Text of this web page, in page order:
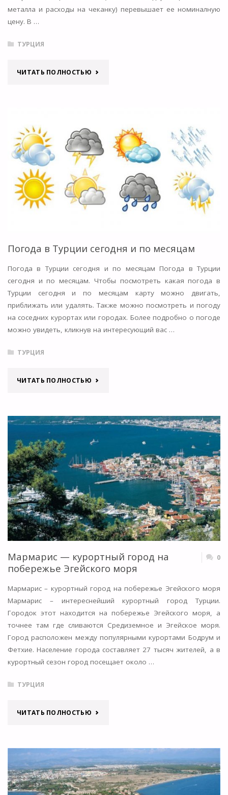
металла и расходы на чеканку) перевышает ее номиналную
цену. В …
ТУРЦИЯ
ЧИТАТЬ ПОЛНОСТЬЮ"ВАЛЮТА
ТУРЕЦКАЯ
ЛИРА.
КУРС
ТУРЕЦКОЙ
РУБЛЮ"
Погода в Турции сегодня и по месяцам
Погода в Турции сегодня и по месяцам Погода в Турции
сегодня и по месяцам. Чтобы посмотреть какая погода в
Турции сегодня и по месяцам карту можно двигать,
приближать или удалять. Также можно посмотреть и погоду
на соседних курортах или городах. Более подробно о погоде
можно увидеть, кликнув на интересующий вас …
ТУРЦИЯ
ЧИТАТЬ ПОЛНОСТЬЮ"ПОГОДА
ТУРЦИИ
СЕГОДНЯ
И
ПО
МЕСЯЦАМ"
Мармарис — курортный город на
побережье Эгейского моря
0
Мармарис – курортный город на побережье Эгейского моря
Мармарис – интереснейший курортный город Турции.
Городок этот находится на побережье Эгейского моря, а
точнее там где сливаются Средиземное и Эгейское моря.
Город расположен между популярными курортами Бодрум и
Фетхие. Население города составляет 27 тысяч жителей, а в
курортный сезон город посещает около …
ТУРЦИЯ
ЧИТАТЬ ПОЛНОСТЬЮ"МАРМАРИС
КУРОРТНЫЙ
ГОРОД
НА